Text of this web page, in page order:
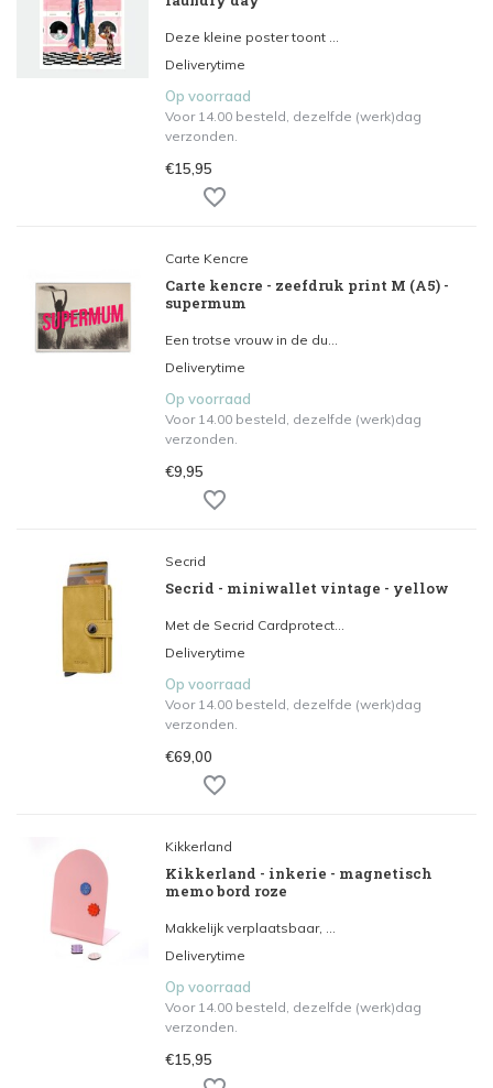
Deze kleine poster toont ...
Deliverytime
Op voorraad
Voor 14.00 besteld, dezelfde (werk)dag
verzonden.
€15,95
Carte Kencre
Carte kencre - zeefdruk print M (A5) -
supermum
Een trotse vrouw in de du...
Deliverytime
Op voorraad
Voor 14.00 besteld, dezelfde (werk)dag
verzonden.
€9,95
Secrid
Secrid - miniwallet vintage - yellow
Met de Secrid Cardprotect...
Deliverytime
Op voorraad
Voor 14.00 besteld, dezelfde (werk)dag
verzonden.
€69,00
Kikkerland
Kikkerland - inkerie - magnetisch
memo bord roze
Makkelijk verplaatsbaar, ...
Deliverytime
Op voorraad
Voor 14.00 besteld, dezelfde (werk)dag
verzonden.
€15,95